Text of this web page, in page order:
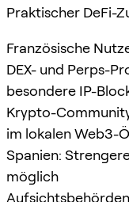
Praktischer DeFi-
Französische
DEX- und Perps-
besondere IP-
Krypto-
im lokalen Web3-
Spanien:
möglich
Aufsichtsbehörden